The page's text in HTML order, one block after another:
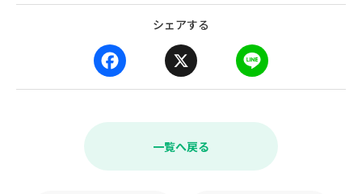
シェアする
a
e
k
i
e
一覧へ戻る